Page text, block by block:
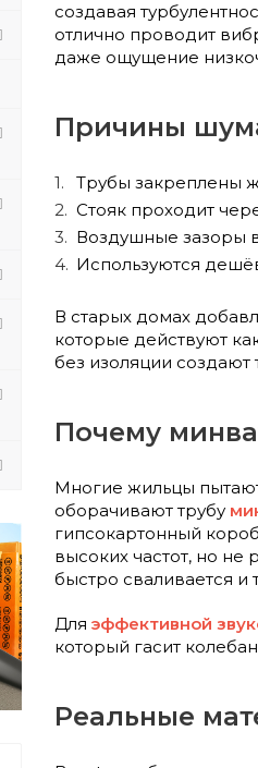
создавая
отлично проводит
даже ощущение
Причины
Трубы закреплены
Стояк проходит
Воздушные зазоры
Используются
В старых домах
которые действуют
без изоляции
Почему
Многие жильцы
оборачивают трубу
гипсокартонный
высоких частот, но не
быстро сваливается и
Для эффективной
который гасит
Реальные